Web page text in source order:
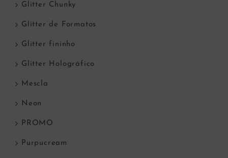
Glitter Chunky
Glitter de Formatos
Glitter fininho
Glitter Holográfico
Mescla
Neon
PROMO
Purpucream